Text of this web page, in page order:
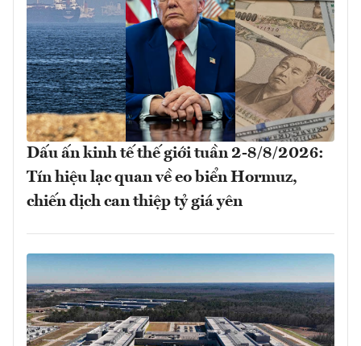
Dấu ấn kinh tế thế giới tuần 2-8/8/2026:
Tín hiệu lạc quan về eo biển Hormuz,
chiến dịch can thiệp tỷ giá yên